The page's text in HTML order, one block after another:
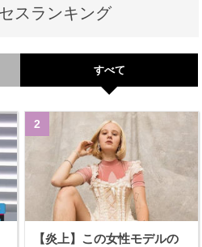
スランキング
すべて
【炎上】この女性モデルの